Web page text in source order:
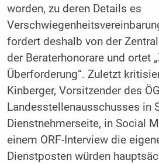
worden, zu deren Details es
fordert deshalb von der
der Beraterhonorare und ortet
Überforderung“. Zuletzt
Kinberger, Vorsitzender des
Landesstellenausschusses in
Dienstnehmerseite, in Social
einem ORF-Interview die
Dienstposten würden